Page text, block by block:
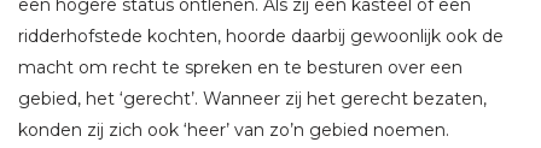
een hogere status ontlenen. Als zij een kasteel of een
ridderhofstede kochten, hoorde daarbij gewoonlijk ook de
macht om recht te spreken en te besturen over een
gebied, het ‘gerecht’. Wanneer zij het gerecht bezaten,
konden zij zich ook ‘heer’ van zo’n gebied noemen.